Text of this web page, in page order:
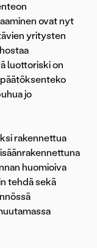
ovat nyt
yritysten
luottoriski on
jo
rakennettua
huomioiva
tehdä sekä